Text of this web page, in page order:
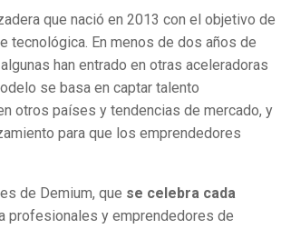
que nació en 2013 con el objetivo de
tecnológica. En menos de dos años de
han entrado en otras aceleradoras
se basa en captar talento
otros países y tendencias de mercado, y
para que los emprendedores
de Demium, que se celebra cada
profesionales y emprendedores de